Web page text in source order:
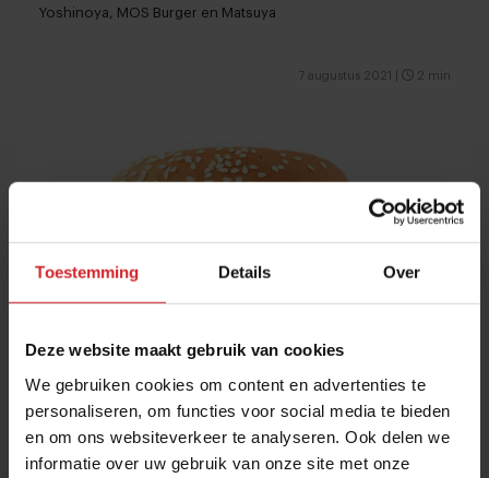
Toestemming Details Over
Deze website maakt gebruik van cookies
We gebruiken cookies om content en advertenties te
personaliseren, om functies voor social media te bieden
en om ons websiteverkeer te analyseren. Ook delen we
informatie over uw gebruik van onze site met onze
Yoshinoya, MOS Burger en Matsuya
7 augustus 2021 2 min
Waarom groeit de gemiddelde McOmzet wèl?